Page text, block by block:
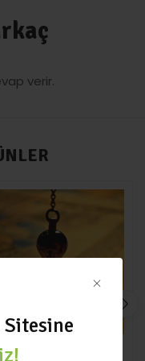
Sitesine
verir.